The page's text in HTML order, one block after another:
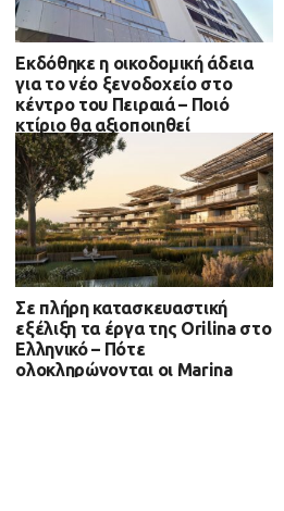
Εκδόθηκε η οικοδομική άδεια
για το νέο ξενοδοχείο στο
κέντρο του Πειραιά – Ποιό
κτίριο θα αξιοποιηθεί
Σε πλήρη κατασκευαστική
εξέλιξη τα έργα της Orilina στο
Ελληνικό – Πότε
ολοκληρώνονται οι Marina